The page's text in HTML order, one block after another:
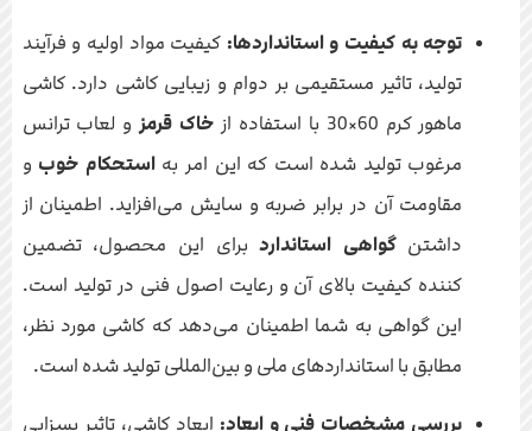
توجه به کیفیت و استانداردها: کیفیت مواد اولیه و فرآیند
تولید، تاثیر مستقیمی بر دوام و زیبایی کاشی دارد. کاشی
ماهور کرم 60×30 با استفاده از
خاک قرمزو لعاب ترانس
مرغوب تولید شده است که این امر بهاستحکام خوب و
مقاومت آن در برابر ضربه و سایش می‌افزاید. اطمینان از
داشتنگواهی استانداردبرای این محصول، تضمین
کننده کیفیت بالای آن و رعایت اصول فنی در تولید است.
این گواهی به شما اطمینان می‌دهد که کاشی مورد نظر،
مطابق با استانداردهای ملی و بین‌المللی تولید شده است.
بررسی مشخصات فنی و ابعاد: ابعاد کاشی، تاثیر بسزایی